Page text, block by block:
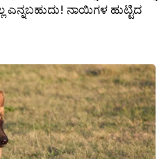
ಎನ್ನಬಹುದು! ನಾಯಿಗಳ ಹುಟ್ಟಿದ